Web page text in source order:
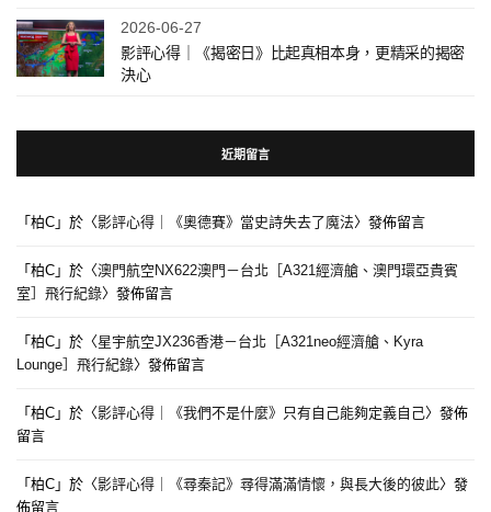
2026-06-27
影評心得｜《揭密日》比起真相本身，更精采的揭密
決心
近期留言
「 柏C 」於〈影評心得｜《奧德賽》當史詩失去了魔法〉發佈留言
「 柏C 」於〈澳門航空NX622澳門－台北［A321經濟艙、澳門環亞貴賓
室］飛行紀錄〉發佈留言
「 柏C 」於〈星宇航空JX236香港－台北［A321neo經濟艙、Kyra
Lounge］飛行紀錄〉發佈留言
「 柏C 」於〈影評心得｜《我們不是什麼》只有自己能夠定義自己〉發佈
留言
「 柏C 」於〈影評心得｜《尋秦記》尋得滿滿情懷，與長大後的彼此〉發
佈留言